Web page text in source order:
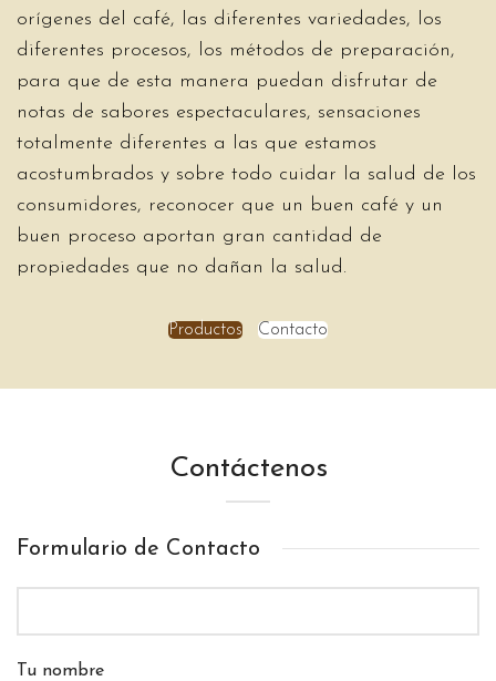
orígenes del café, las diferentes variedades, los
diferentes procesos, los métodos de preparación,
para que de esta manera puedan disfrutar de
notas de sabores espectaculares, sensaciones
totalmente diferentes a las que estamos
acostumbrados y sobre todo cuidar la salud de los
consumidores, reconocer que un buen café y un
buen proceso aportan gran cantidad de
propiedades que no dañan la salud.
Productos Contacto
Contáctenos
Formulario de Contacto
Tu nombre